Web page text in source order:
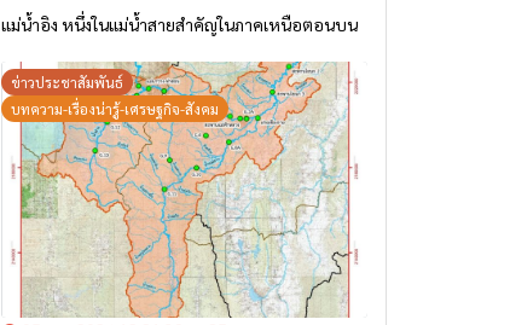
แม่น้ำอิง หนึ่งในแม่น้ำสายสำคัญในภาคเหนือตอนบน
ข่าวประชาสัมพันธ์
บทความ-เรื่องน่ารู้-เศรษฐกิจ-สังคม